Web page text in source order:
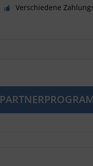
Verschiedene